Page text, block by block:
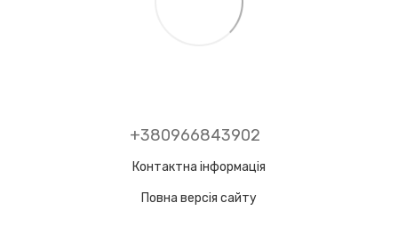
+380966843902
Контактна інформація
Повна версія сайту